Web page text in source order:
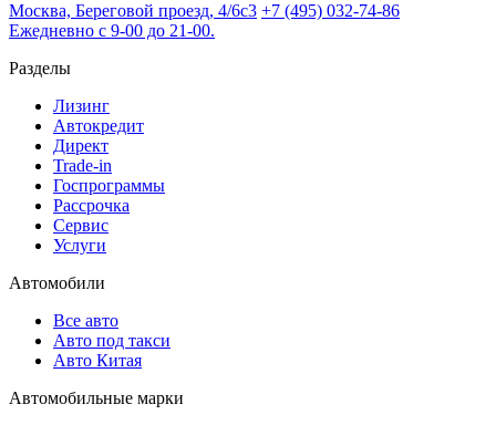
Москва, Береговой проезд, 4/6с3 +7 (495) 032-74-86
Ежедневно с 9-00 до 21-00.
Разделы
Лизинг
Автокредит
Директ
Trade-in
Госпрограммы
Рассрочка
Сервис
Услуги
Автомобили
Все авто
Авто под такси
Авто Китая
Автомобильные марки